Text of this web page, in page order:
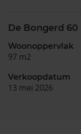
De Bongerd 60
Woonoppervlak
97 m2
Verkoopdatum
13 mei 2026